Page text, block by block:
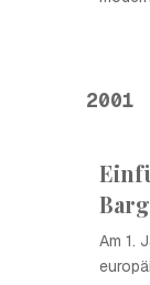
2001
Am 1.